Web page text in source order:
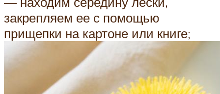
закрепляем ее с помощью
прищепки на картоне или книге;